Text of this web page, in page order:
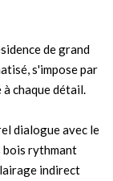
de grand
s'impose par
chaque détail.
dialogue avec le
bois rythmant
indirect